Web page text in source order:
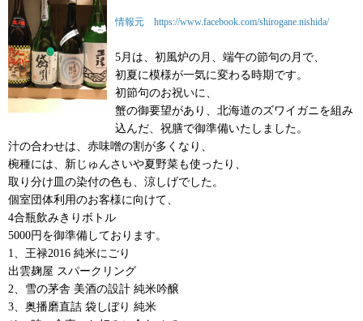
情報元 https://www.facebook.com/shirogane.nishida/
5月は、初風炉の月、端午の節句の月で、
初夏に模様が一気に変わる時期です。
初節句のお祝いに、
蟹の御要望があり、北海道のズワイガニを組み
込んだ、祝膳で御準備いたしました。
汁の合わせは、赤味噌の割が多くなり、
椀種には、新じゅんさいや夏野菜も使ったり、
取り分け皿の染付の色も、涼しげでした。
個室団体利用のお客様に向けて、
4合瓶飲みきりボトル
5000円を御準備しております。
1、王禄2016 純米にごり
出雲麹屋 スパークリング
2、雪の茅舎 美酒の設計 純米吟醸
3、奥播磨直詰 袋しぼり 純米